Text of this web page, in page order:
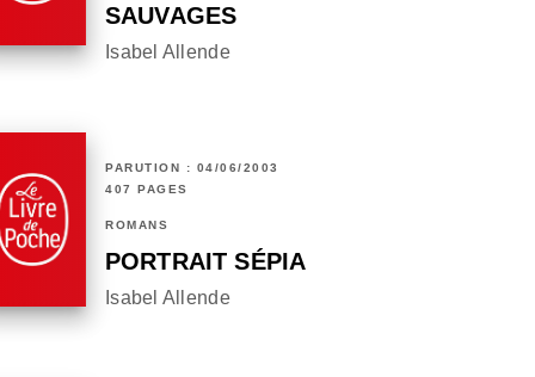
SAUVAGES
Isabel Allende
PARUTION : 04/06/2003
407 PAGES
ROMANS
PORTRAIT SÉPIA
Isabel Allende